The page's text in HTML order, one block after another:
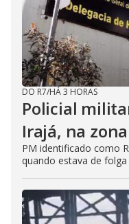
DO R7/HÁ 3 HORAS
Policial
Irajá, na
PM identificado como
quando estava de